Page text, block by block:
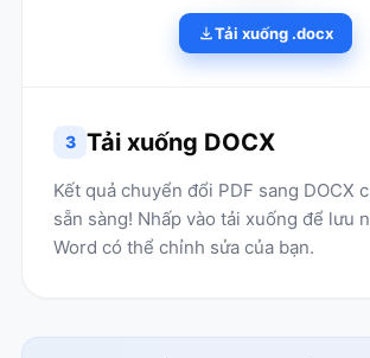
Tải xuống .docx
3 Tải xuống DOCX
Kết quả chuyển đổi PDF sang DOCX
sẵn sàng! Nhấp vào tải xuống để lưu
Word có thể chỉnh sửa của bạn.